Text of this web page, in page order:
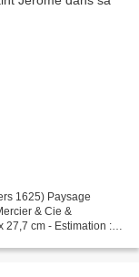
1625) Paysage
& Cie &
27,7 cm - Estimation :